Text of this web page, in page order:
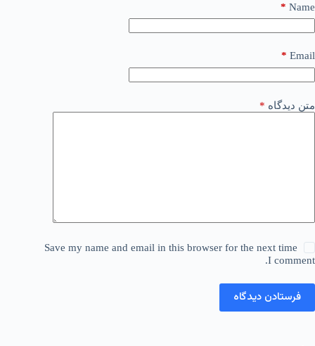
Name
*
Email
*
متن دیدگاه *
Save my name and email in this browser for the next time
I comment.
فرستادن دیدگاه